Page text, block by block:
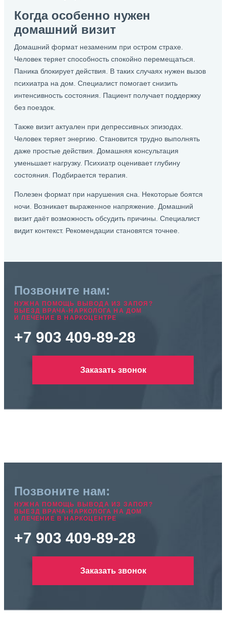
Когда особенно нужен
домашний визит
Домашний формат незаменим при остром страхе.
Человек теряет способность спокойно перемещаться.
Паника блокирует действия. В таких случаях нужен вызов
психиатра на дом. Специалист помогает снизить
интенсивность состояния. Пациент получает поддержку
без поездок.
Также визит актуален при депрессивных эпизодах.
Человек теряет энергию. Становится трудно выполнять
даже простые действия. Домашняя консультация
уменьшает нагрузку. Психиатр оценивает глубину
состояния. Подбирается терапия.
Полезен формат при нарушения сна. Некоторые боятся
ночи. Возникает выраженное напряжение. Домашний
визит даёт возможность обсудить причины. Специалист
видит контекст. Рекомендации становятся точнее.
Позвоните нам:
НУЖНА ПОМОЩЬ ВЫВОДА ИЗ ЗАПОЯ?
ВЫЕЗД ВРАЧА-НАРКОЛОГА НА ДОМ
И ЛЕЧЕНИЕ В НАРКОЦЕНТРЕ
+7 903 409-89-28
Заказать звонок
Позвоните нам:
НУЖНА ПОМОЩЬ ВЫВОДА ИЗ ЗАПОЯ?
ВЫЕЗД ВРАЧА-НАРКОЛОГА НА ДОМ
И ЛЕЧЕНИЕ В НАРКОЦЕНТРЕ
+7 903 409-89-28
Заказать звонок